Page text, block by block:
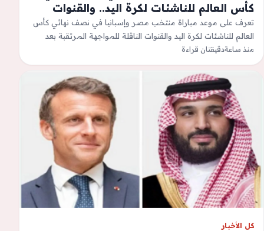
كأس العالم للناشئات لكرة اليد.. والقنوات
الناقلة
تعرف على موعد مباراة منتخب مصر وإسبانيا في نصف نهائي كأس
العالم للناشئات لكرة اليد والقنوات الناقلة للمواجهة المرتقبة بعد
مواصلة الفراعنة…
منذ ساعةدقيقتان قراءة
كل الأخبار